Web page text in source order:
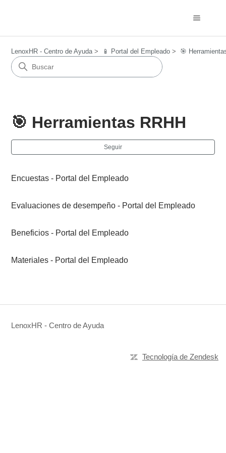
LenoxHR - Centro de Ayuda 📱 Portal del Empleado 🎯
🎯 Herramientas RRHH
Seguir
Encuestas - Portal del Empleado
Evaluaciones de desempeño - Portal del Empleado
Beneficios - Portal del Empleado
Materiales - Portal del Empleado
LenoxHR - Centro de Ayuda
Tecnología de Zendesk